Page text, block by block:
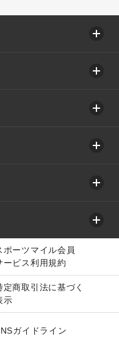
ポーツマイル会員
ービス利用規約
定商取引法に基づく
示
ガイドライン